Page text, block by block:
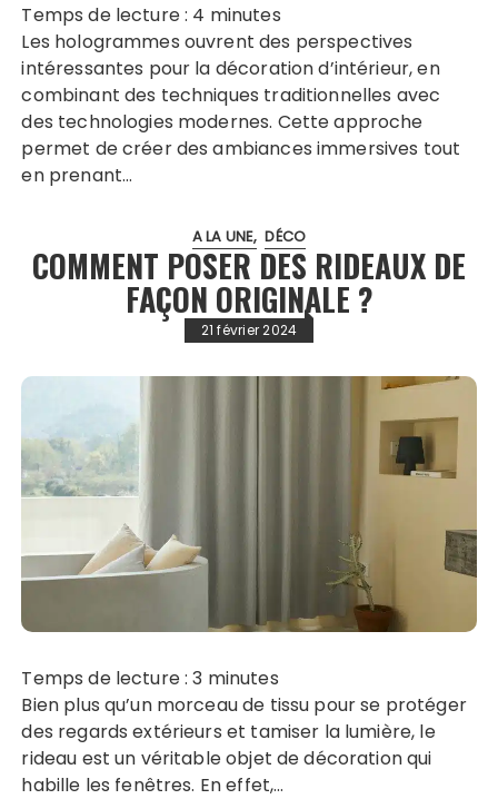
Temps de lecture : 4 minutes
Les hologrammes ouvrent des perspectives
intéressantes pour la décoration d’intérieur, en
combinant des techniques traditionnelles avec
des technologies modernes. Cette approche
permet de créer des ambiances immersives tout
en prenant…
A LA UNE DÉCO
COMMENT POSER DES RIDEAUX DE
FAÇON ORIGINALE ?
21 février 2024
Temps de lecture :3 minutes
Bien plus qu’un morceau de tissu pour se protéger
des regards extérieurs et tamiser la lumière, le
rideau est un véritable objet de décoration qui
habille les fenêtres. En effet,…